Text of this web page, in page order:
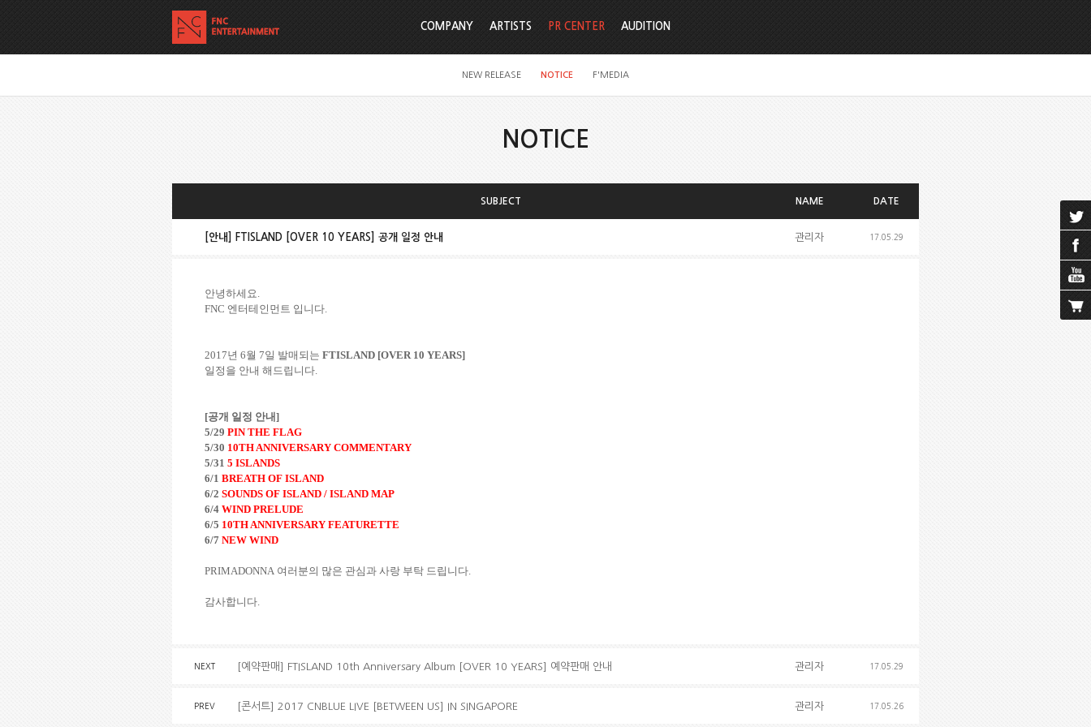
COMPANY ARTISTS PR CENTER
NEW RELEASE NOTICE F'MEDIA
AUDITION
NOTICE
SUBJECT NAME DATE
[안내] FTISLAND [OVER 10 YEARS] 공개 일정 안내 관리자 17.05.29
안녕하세요.
FNC 엔터테인먼트 입니다.
2017년 6월 7일 발매되는 FTISLAND [OVER 10 YEARS]
일정을 안내 해드립니다.
[공개 일정 안내 ]
5/29 PIN THE FLAG
5/30 10TH ANNIVERSARY COMMENTARY
5/31 5 ISLANDS
6/1 BREATH OF ISLAND
6/2 SOUNDS OF ISLAND / ISLAND MAP
6/4 WIND PRELUDE
6/5 10TH ANNIVERSARY FEATURETTE
6/7 NEW WIND
PRIMADONNA 여러분의 많은 관심과 사랑 부탁 드립니다.
감사합니다.
NEXT [예약판매] FTISLAND 10th Anniversary Album [OVER 10 YEARS] 예약판매 안내 관리자 17.05.29
PREV [콘서트] 2017 CNBLUE LIVE [BETWEEN US] IN SINGAPORE 관리자 17.05.26